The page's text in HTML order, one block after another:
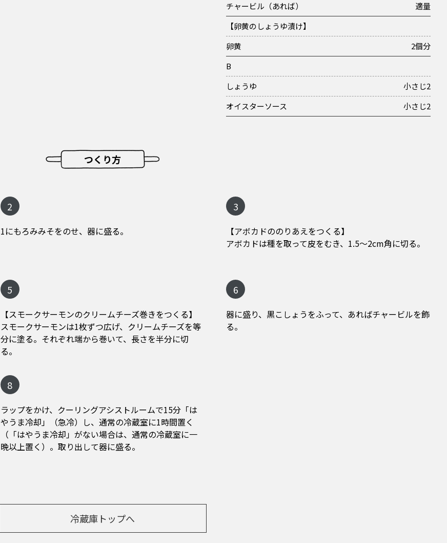
チャービル（あれば）
適量
【卵黄のしょうゆ漬け】
卵黄
2個分
B
しょうゆ
小さじ2
オイスターソース
小さじ2
つくり方
2
1にもろみみそをのせ、器に盛る。
3
【アボカドののりあえをつくる】
アボカドは種を取って皮をむき、1.5～2cm角に切る。
5
【スモークサーモンのクリームチーズ巻きをつくる】
スモークサーモンは1枚ずつ広げ、クリームチーズを等
分に塗る。それぞれ端から巻いて、長さを半分に切
る。
6
器に盛り、黒こしょうをふって、あればチャービルを飾
る。
8
ラップをかけ、クーリングアシストルームで15分「は
やうま冷却」（急冷）し、通常の冷蔵室に1時間置く
（「はやうま冷却」がない場合は、通常の冷蔵室に一
晩以上置く）。取り出して器に盛る。
冷蔵庫トップへ